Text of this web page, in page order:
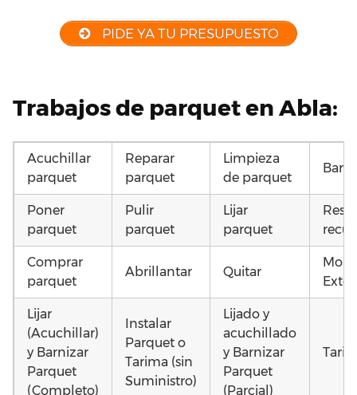
PIDE YA TU PRESUPUESTO
Trabajos de parquet en Abla:
Acuchillar
parquet
Reparar
parquet
Limpieza
de parquet
Poner
parquet
Pulir
parquet
Lijar
parquet
Comprar
parquet
Abrillantar Quitar
Lijar
(Acuchillar)
y Barnizar
Parquet
(Completo)
Instalar
Parquet o
Tarima (sin
Suministro)
Lijado y
acuchillado
y Barnizar
Parquet
(Parcial)